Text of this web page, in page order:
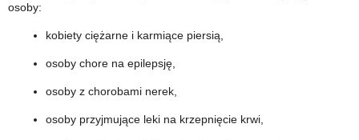
osoby:
kobiety ciężarne i karmiące piersią,
osoby chore na epilepsję,
osoby z chorobami nerek,
osoby przyjmujące leki na krzepnięcie krwi,